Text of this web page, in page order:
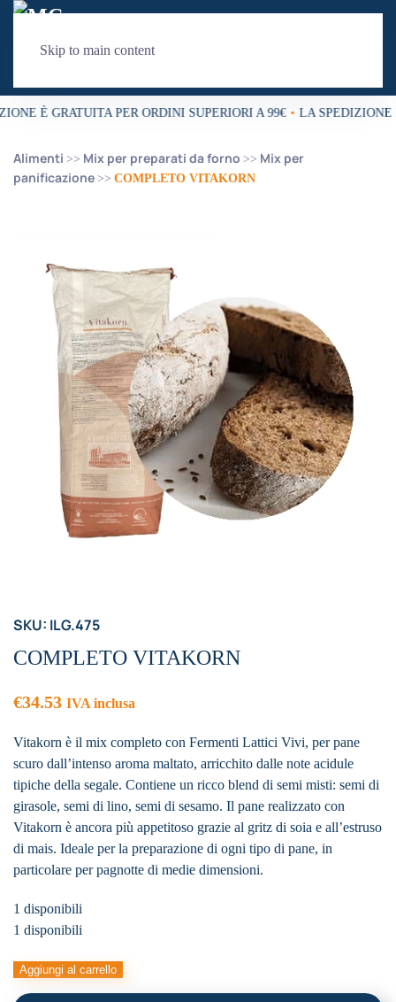
Skip to main content
È GRATUITA PER ORDINI SUPERIORI A 99€ • LA SPEDIZIONE
Alimenti Mix per preparati da forno
Mix per
panificazione
COMPLETO VITAKORN
SKU: ILG.475
COMPLETO VITAKORN
€34.53 IVA inclusa
Vitakorn è il mix completo con Fermenti Lattici Vivi, per pane
scuro dall’intenso aroma maltato, arricchito dalle note acidule
tipiche della segale. Contiene un ricco blend di semi misti: semi di
girasole, semi di lino, semi di sesamo. Il pane realizzato con
Vitakorn è ancora più appetitoso grazie al gritz di soia e all’estruso
di mais. Ideale per la preparazione di ogni tipo di pane, in
particolare per pagnotte di medie dimensioni.
1 disponibili
1 disponibili
COMPLETO
Aggiungi al carrello